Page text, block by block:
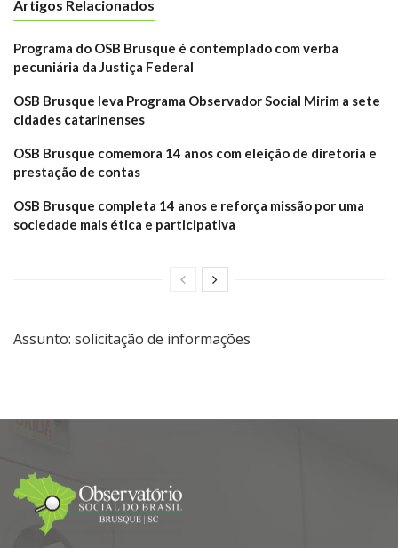
Artigos Relacionados
Programa do OSB Brusque é contemplado com verba
pecuniária da Justiça Federal
OSB Brusque leva Programa Observador Social Mirim a sete
cidades catarinenses
OSB Brusque comemora 14 anos com eleição de diretoria e
prestação de contas
OSB Brusque completa 14 anos e reforça missão por uma
sociedade mais ética e participativa
Assunto: solicitação de informações